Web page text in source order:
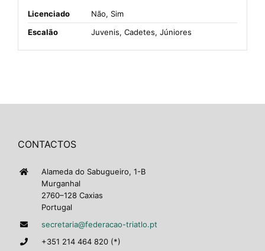
Licenciado
Não, Sim
Escalão
Juvenis, Cadetes, Júniores
CONTACTOS
Alameda do Sabugueiro, 1-B
Murganhal
2760–128 Caxias
Portugal
secretaria@federacao-triatlo.pt
+351 214 464 820 (*)